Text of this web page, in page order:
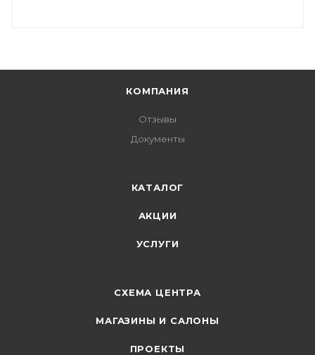
КОМПАНИЯ
Отзывы
Документы
КАТАЛОГ
АКЦИИ
УСЛУГИ
СХЕМА ЦЕНТРА
МАГАЗИНЫ И САЛОНЫ
ПРОЕКТЫ